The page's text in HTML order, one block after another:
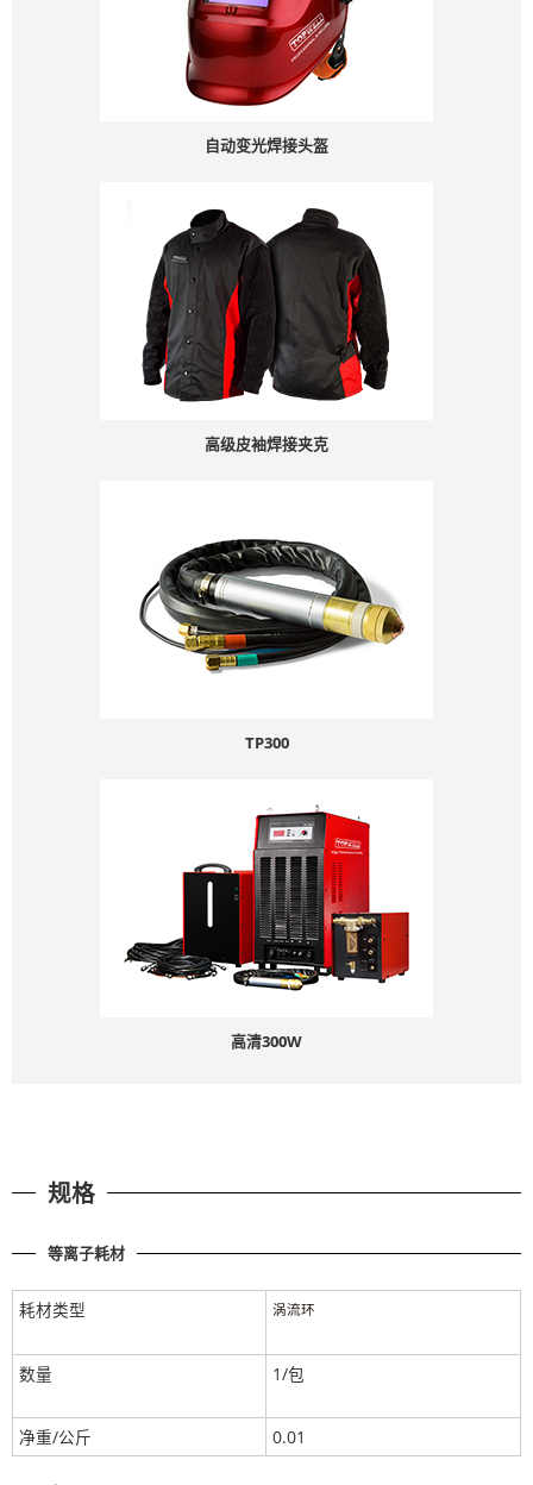
自动变光焊接头盔
高级皮袖焊接夹克
TP300
高清300W
规格
等离子耗材
耗材类型 涡流环
数量 1/包
净重/公斤 0.01